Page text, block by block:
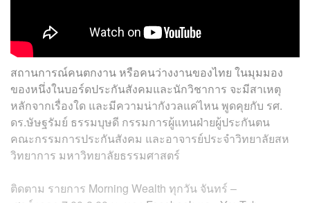
สถานการณ์คนตกงาน หรือคนว่างงานของไทย ในมุมมอง
ของหนึ่งในบอร์ดประกันสังคมและนักวิชาการ จะมีสาเหตุ
หลักจากเรื่องใด และมีความน่ากังวลแค่ไหน พูดคุยกับ รศ.
ดร.ษัษฐรัมย์ ธรรมบุษดี กรรมการผู้แทนฝ่ายผู้ประกันตน
คณะกรรมการประกันสังคม และอาจารย์ประจำวิทยาลัยสห
วิทยาการ มหาวิทยาลัยธรรมศาสตร์
ติดตาม รายการ Morning Wealth ทุกวัน จันทร์ –